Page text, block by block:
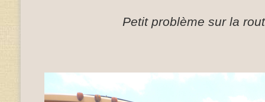
Petit problème sur la